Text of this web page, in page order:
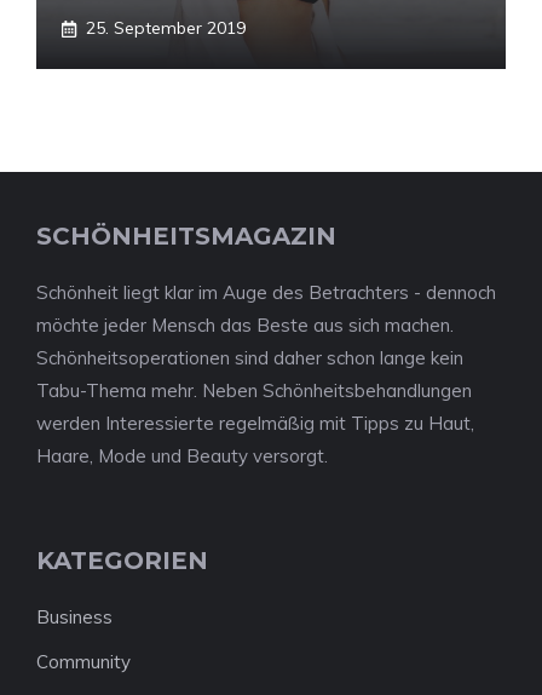
25. September 2019
SCHÖNHEITSMAGAZIN
Schönheit liegt klar im Auge des Betrachters - dennoch
möchte jeder Mensch das Beste aus sich machen.
Schönheitsoperationen sind daher schon lange kein
Tabu-Thema mehr. Neben Schönheitsbehandlungen
werden Interessierte regelmäßig mit Tipps zu Haut,
Haare, Mode und Beauty versorgt.
KATEGORIEN
Business
Community